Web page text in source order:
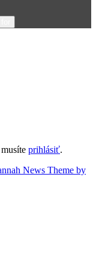
prihlásiť.
News Theme by